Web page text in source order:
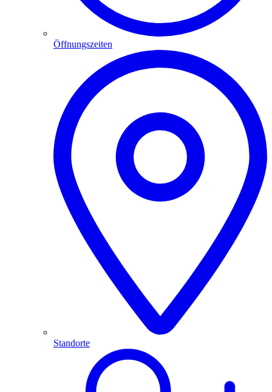
Öffnungszeiten
Standorte